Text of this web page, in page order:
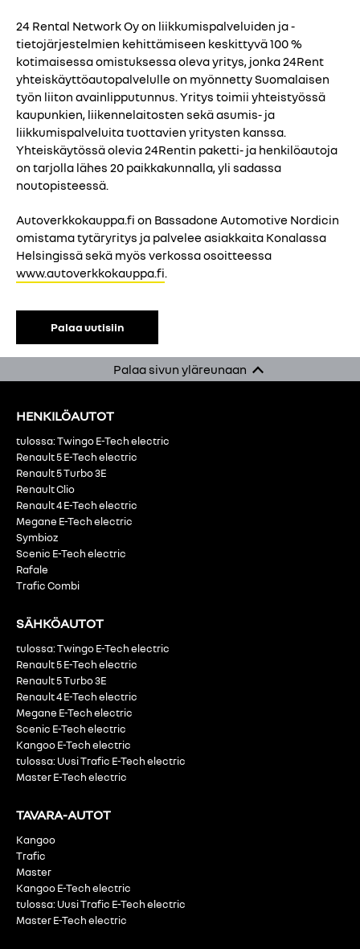
24 Rental Network Oy on liikkumispalveluiden ja -
tietojärjestelmien kehittämiseen keskittyvä 100 %
kotimaisessa omistuksessa oleva yritys, jonka 24Rent
yhteiskäyttöautopalvelulle on myönnetty Suomalaisen
työn liiton avainlipputunnus. Yritys toimii yhteistyössä
kaupunkien, liikennelaitosten sekä asumis- ja
liikkumispalveluita tuottavien yritysten kanssa.
Yhteiskäytössä olevia 24Rentin paketti- ja henkilöautoja
on tarjolla lähes 20 paikkakunnalla, yli sadassa
noutopisteessä.
Autoverkkokauppa.fi on Bassadone Automotive Nordicin
omistama tytäryritys ja palvelee asiakkaita Konalassa
Helsingissä sekä myös verkossa osoitteessa
www.autoverkkokauppa.fi.
Palaa uutisiin
Palaa sivun yläreunaan
HENKILÖAUTOT
tulossa: Twingo E-Tech electric
Renault 5 E-Tech electric
Renault 5 Turbo 3E
Renault Clio
Renault 4 E-Tech electric
Megane E-Tech electric
Symbioz
Scenic E-Tech electric
Rafale
Trafic Combi
SÄHKÖAUTOT
tulossa: Twingo E-Tech electric
Renault 5 E-Tech electric
Renault 5 Turbo 3E
Renault 4 E-Tech electric
Megane E-Tech electric
Scenic E-Tech electric
Kangoo E-Tech electric
tulossa: Uusi Trafic E-Tech electric
Master E-Tech electric
TAVARA-AUTOT
Kangoo
Trafic
Master
Kangoo E-Tech electric
tulossa: Uusi Trafic E-Tech electric
Master E-Tech electric